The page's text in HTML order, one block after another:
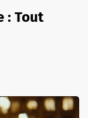
: Tout